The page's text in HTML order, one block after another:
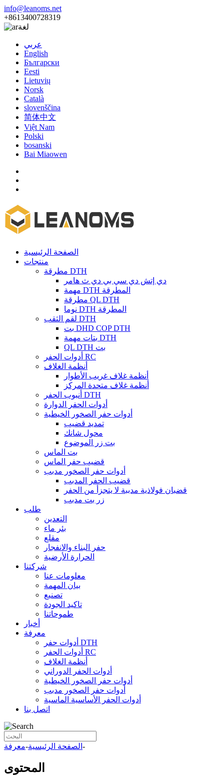
info@leanoms.net
+8613400728319
لغة
عربي
English
Български
Eesti
Lietuvių
Norsk
Català
slovenščina
简体中文
Việt Nam
Polski
bosanski
Bai Miaowen
الصفحة الرئيسية
منتجات
مطرقة DTH
دي إتش دي سي بي دي ث هامر
مهمة DTH المطرقة
مطرقة QL DTH
نوما DTH المطرقة
لقم الثقب DTH
بت DHD COP DTH
بتات مهمة DTH
QL DTH بت
أدوات الحفر RC
أنظمة الغلاف
أنظمة غلاف غريب الأطوار
أنظمة غلاف متحدة المركز
أنبوب الحفر DTH
أدوات الحفر الدوارة
أدوات حفر الصخور الخيطية
تمديد قضيب
محول شانك
بت زر الموضوع
بت الماس
قضيب حفر الماس
أدوات حفر الصخور مدبب
قضيب الحفر المدبب
قضبان فولاذية مدببة لا يتجزأ من الحفر
زر بت مدبب
طلب
التعدين
بئر ماء
مقلع
حفر البناء والانفجار
الحرارة الأرضية
شركتنا
معلومات عنا
بيان المهمة
تصنيع
تاكيد الجودة
طموحاتنا
أخبار
معرفة
أدوات حفر DTH
أدوات الحفر RC
أنظمة الغلاف
أدوات الحفر الدوراني
أدوات حفر الصخور الخيطية
أدوات حفر الصخور مدبب
أدوات الحفر الأساسية الماسية
اتصل بنا
الصفحة الرئيسية-معرفة -
المحتوى